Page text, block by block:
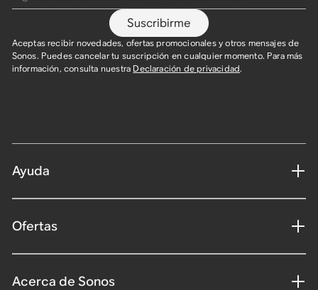
Suscribirme
Aceptas recibir novedades, ofertas promocionales y otros mensajes de
Sonos. Puedes cancelar tu suscripción en cualquier momento. Para más
información, consulta nuestra Declaración de privacidad.​
Ayuda
Ofertas
Acerca de Sonos